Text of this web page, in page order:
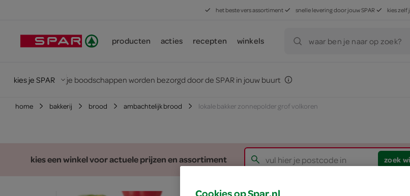
het beste vers assortiment snelle levering door jouw SPAR kies
producten acties recepten winkels waar ben je naar op zoek?
kies je SPAR je boodschappen worden bezorgd door de SPAR in jouw buurt
home bakkerij brood ambachtelijk brood lokale bakker zonnepolder grof volkoren
kies een winkel voor actuele prijzen en assortiment zoek
Cookies op Spar.nl